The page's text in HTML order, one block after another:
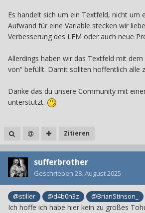
Es handelt sich um ein Textfeld, nicht um
Aufwand für eine Variable stecken wir
Verbesserung des LFM oder auch neue
Allerdings haben wir das Textfeld mit dem
von“ befüllt. Damit sollten hoffentlich alle
Danke das du unsere Community mit
unterstützt.
Zitieren
sufferbrother
Geschrieben 28. August 2025
@stiller @d4b0n3z @BrianStinson_
Ich hoffe ich habe hier kein zu großes